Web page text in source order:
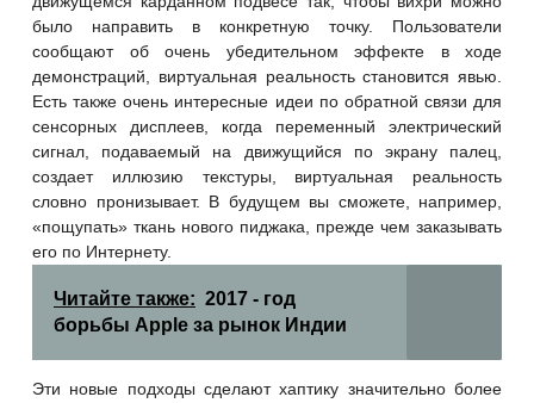
было направить в конкретную точку. Пользователи
сообщают об очень убедительном эффекте в ходе
демонстраций, виртуальная реальность становится явью.
Есть также очень интересные идеи по обратной связи для
сенсорных дисплеев, когда переменный электрический
сигнал, подаваемый на движущийся по экрану палец,
создает иллюзию текстуры, виртуальная реальность
словно пронизывает. В будущем вы сможете, например,
«пощупать» ткань нового пиджака, прежде чем заказывать
его по Интернету.
Читайте также: 2017 - год
борьбы Apple за рынок Индии
Эти новые подходы сделают хаптику значительно более